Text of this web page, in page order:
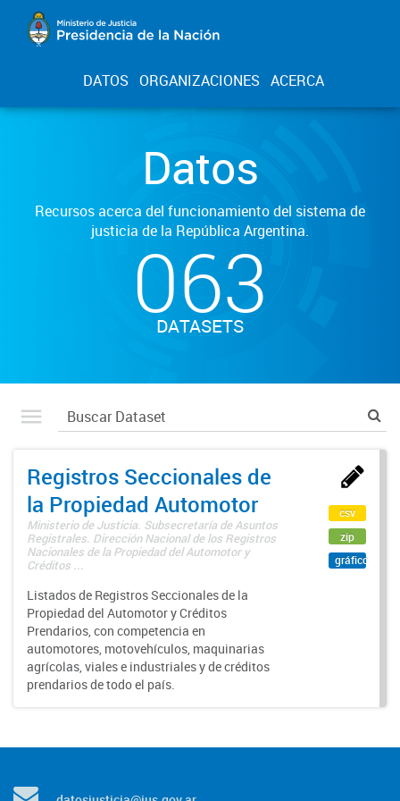
DATOS ORGANIZACIONES ACERCA
Datos
Recursos acerca del funcionamiento del sistema de
justicia de la República Argentina.
063
DATASETS
Registros Seccionales de
la Propiedad Automotor
Ministerio de Justicia. Subsecretaría de Asuntos
Registrales. Dirección Nacional de los Registros
Nacionales de la Propiedad del Automotor y
Créditos ...
Listados de Registros Seccionales de la
Propiedad del Automotor y Créditos
Prendarios, con competencia en
automotores, motovehículos, maquinarias
agrícolas, viales e industriales y de créditos
prendarios de todo el país.
csv
zip
gráfico